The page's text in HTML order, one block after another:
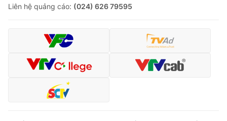
Liên hệ quảng cáo: (024) 626 79595